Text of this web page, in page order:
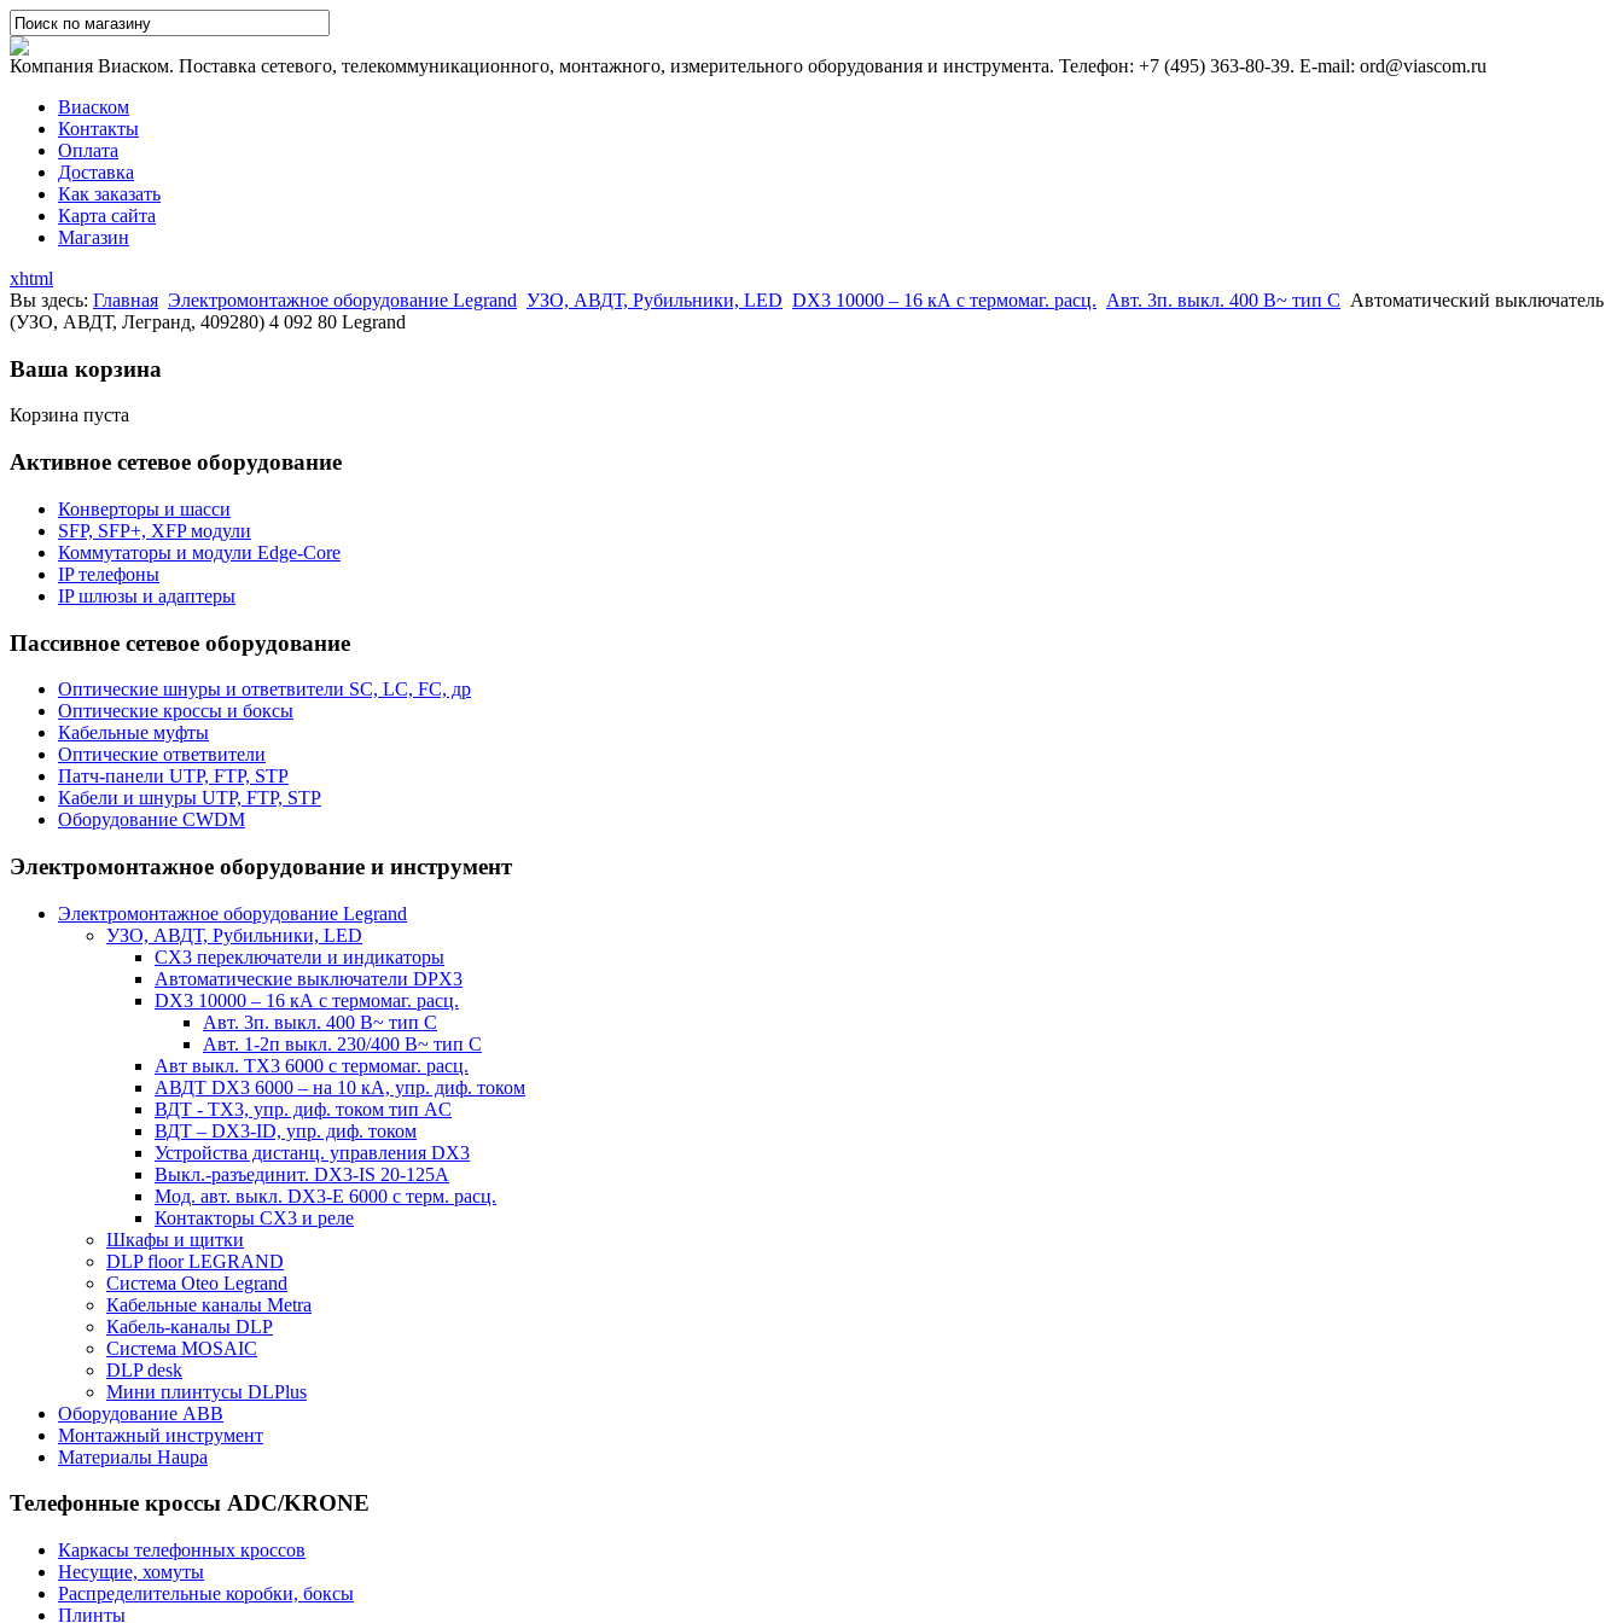
Компания Виаском. Поставка сетевого, телекоммуникационного, монтажного, измерительного оборудования и инструмента. Телефон: +7 (495) 363-80-39. E-mail: ord@viascom.ru
Виаском
Контакты
Оплата
Доставка
Как заказать
Карта сайта
Магазин
xhtml
Вы здесь: Главная Электромонтажное оборудование Legrand УЗО, АВДТ, Рубильники, LED DX3 10000 – 16 кА с термомаг. расц. Авт. 3п. выкл. 400 В~ тип С Автоматический выключатель
(УЗО, АВДТ, Легранд, 409280) 4 092 80 Legrand
Ваша корзина
Корзина пуста
Активное сетевое оборудование
Конверторы и шасси
SFP, SFP+, XFP модули
Коммутаторы и модули Edge-Core
IP телефоны
IP шлюзы и адаптеры
Пассивное сетевое оборудование
Оптические шнуры и ответвители SC, LC, FC, др
Оптические кроссы и боксы
Кабельные муфты
Оптические ответвители
Патч-панели UTP, FTP, STP
Кабели и шнуры UTP, FTP, STP
Оборудование CWDM
Электромонтажное оборудование и инструмент
Электромонтажное оборудование Legrand
УЗО, АВДТ, Рубильники, LED
CX3 переключатели и индикаторы
Автоматические выключатели DPX3
DX3 10000 – 16 кА с термомаг. расц.
Авт. 3п. выкл. 400 В~ тип С
Авт. 1-2п выкл. 230/400 В~ тип С
Авт выкл. TX3 6000 с термомаг. расц.
АВДТ DX3 6000 – на 10 кА, упр. диф. током
ВДТ - TX3, упр. диф. током тип AC
ВДТ – DX3-ID, упр. диф. током
Устройства дистанц. управления DX3
Выкл.-разъединит. DX3-IS 20-125А
Мод. авт. выкл. DX3-E 6000 с терм. расц.
Контакторы CX3 и реле
Шкафы и щитки
DLP floor LEGRAND
Система Oteo Legrand
Кабельные каналы Metra
Кабель-каналы DLP
Система MOSAIC
DLP desk
Мини плинтусы DLPlus
Оборудование ABB
Монтажный инструмент
Материалы Haupa
Телефонные кроссы ADC/KRONE
Каркасы телефонных кроссов
Несущие, хомуты
Распределительные коробки, боксы
Плинты